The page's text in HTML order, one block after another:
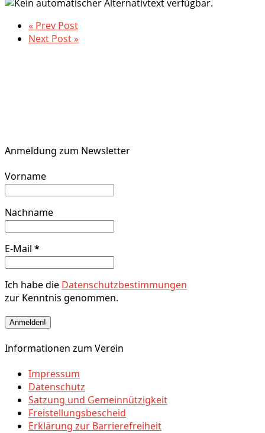
« Prev Post
Next Post »
Anmeldung zum Newsletter
Vorname
Nachname
E-Mail *
Ich habe die Datenschutzbestimmungen
zur Kenntnis genommen.
Informationen zum Verein
Impressum
Datenschutz
Satzung und Gemeinnützigkeit
Freistellungsbescheid
Erklärung zur Barrierefreiheit